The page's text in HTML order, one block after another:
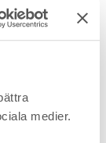
medier.